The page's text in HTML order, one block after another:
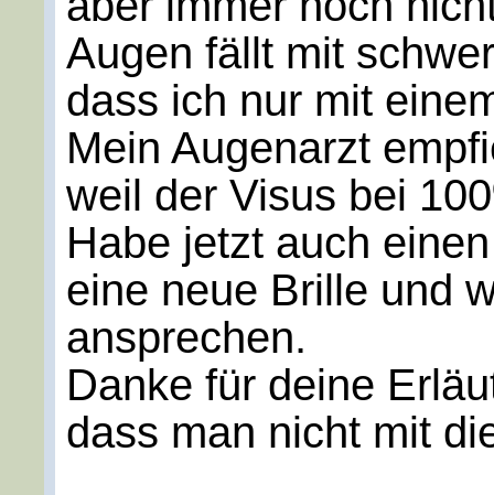
Augen fällt mit
dass ich nur mit
Mein Augenarzt
weil der Visus bei
Habe jetzt auch
eine neue Brille und
ansprechen.
Danke für deine
dass man nicht mit